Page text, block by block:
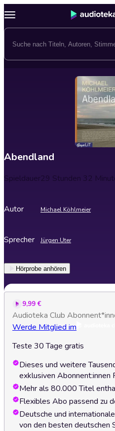
Abendland
Spieldauer29 Stunden 32
Autor Michael Köhlmeier
Sprecher Jürgen Uter
Hörprobe anhören
9,99 €
Audioteka Club
Werde Mitglied im
Teste 30 Tage gratis
Dieses und weitere
exklusiven Abonnent:innen
Mehr als 80.000 Titel
Flexibles Abo passend zu
Deutsche und
von den besten deutschen